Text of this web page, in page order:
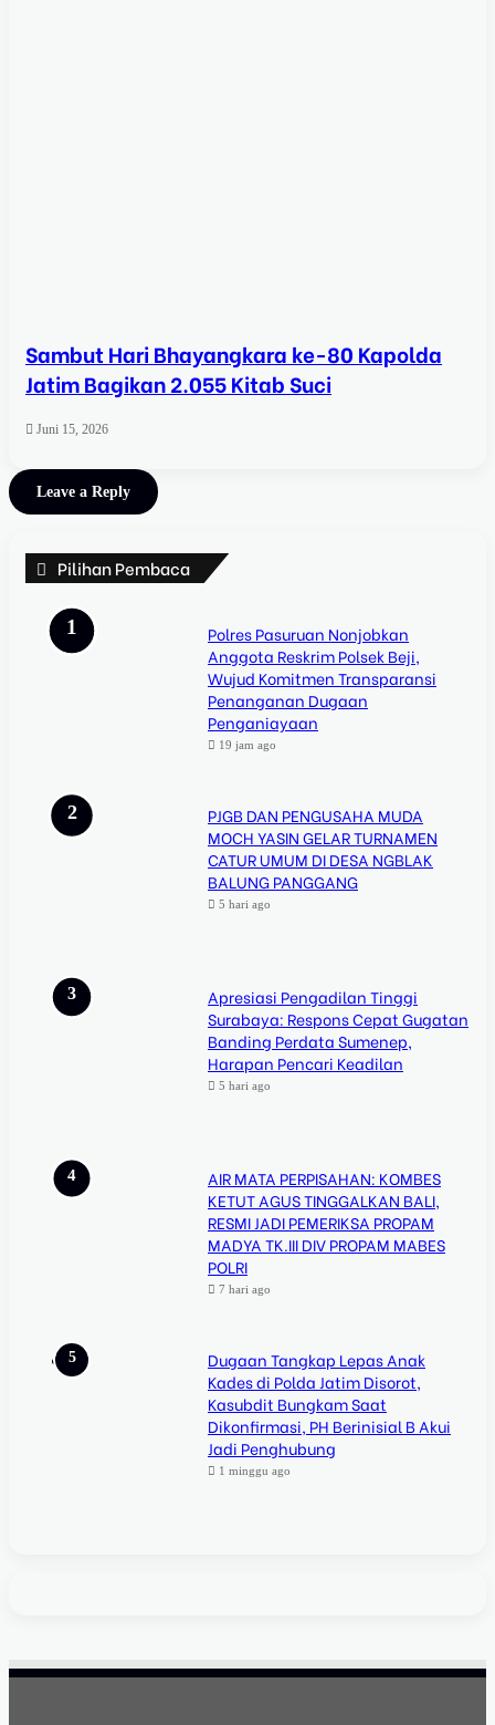
Sambut Hari Bhayangkara ke-80 Kapolda
Jatim Bagikan 2.055 Kitab Suci
Juni 15, 2026
Leave a Reply
Pilihan Pembaca
Polres Pasuruan Nonjobkan
Anggota Reskrim Polsek Beji,
Wujud Komitmen Transparansi
Penanganan Dugaan
Penganiayaan
19 jam ago
PJGB DAN PENGUSAHA MUDA
MOCH YASIN GELAR TURNAMEN
CATUR UMUM DI DESA NGBLAK
BALUNG PANGGANG
5 hari ago
Apresiasi Pengadilan Tinggi
Surabaya: Respons Cepat Gugatan
Banding Perdata Sumenep,
Harapan Pencari Keadilan
5 hari ago
AIR MATA PERPISAHAN: KOMBES
KETUT AGUS TINGGALKAN BALI,
RESMI JADI PEMERIKSA PROPAM
MADYA TK.III DIV PROPAM MABES
POLRI
7 hari ago
Dugaan Tangkap Lepas Anak
Kades di Polda Jatim Disorot,
Kasubdit Bungkam Saat
Dikonfirmasi, PH Berinisial B Akui
Jadi Penghubung
1 minggu ago